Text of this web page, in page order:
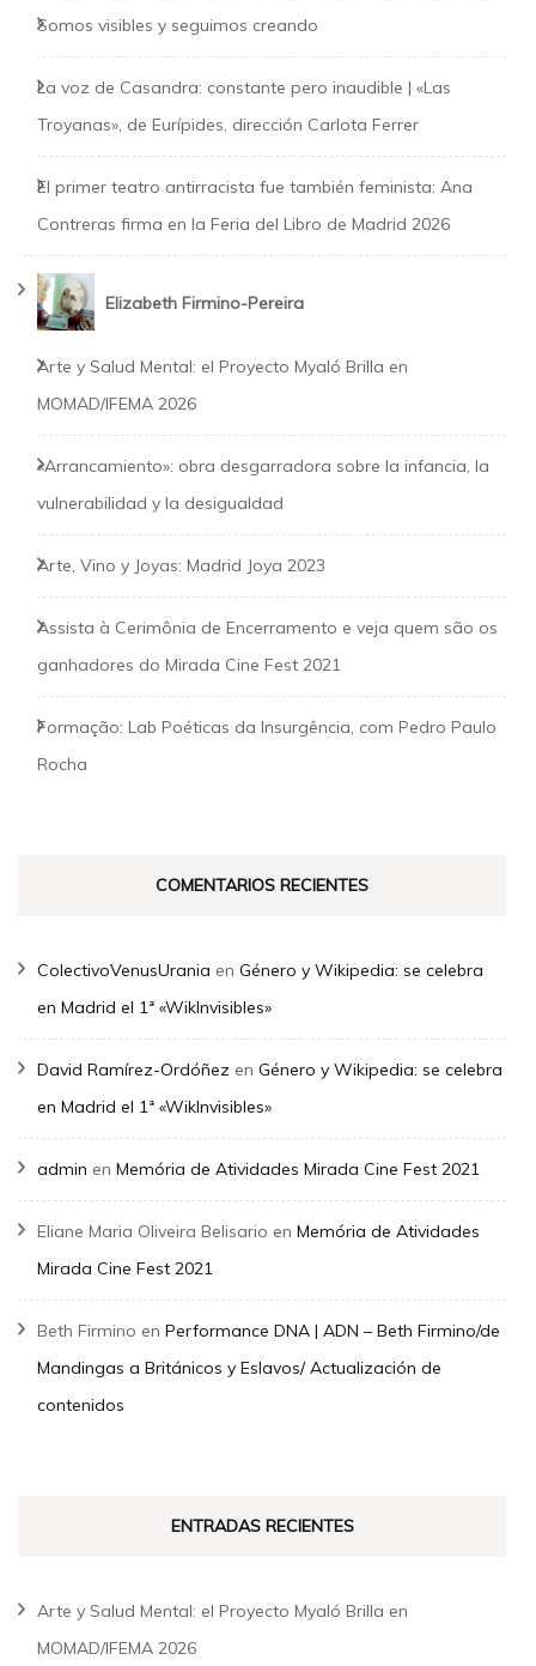
Somos visibles y seguimos creando
La voz de Casandra: constante pero inaudible | «Las
Troyanas», de Eurípides, dirección Carlota Ferrer
El primer teatro antirracista fue también feminista: Ana
Contreras firma en la Feria del Libro de Madrid 2026
Elizabeth Firmino-Pereira
Arte y Salud Mental: el Proyecto Myaló Brilla en
MOMAD/IFEMA 2026
«Arrancamiento»: obra desgarradora sobre la infancia, la
vulnerabilidad y la desigualdad
Arte, Vino y Joyas: Madrid Joya 2023
Assista à Cerimônia de Encerramento e veja quem são os
ganhadores do Mirada Cine Fest 2021
Formação: Lab Poéticas da Insurgência, com Pedro Paulo
Rocha
COMENTARIOS RECIENTES
ColectivoVenusUrania en Género y Wikipedia: se celebra
en Madrid el 1ª «WikInvisibles»
David Ramírez-Ordóñez en Género y Wikipedia: se celebra
en Madrid el 1ª «WikInvisibles»
admin en Memória de Atividades Mirada Cine Fest 2021
Eliane Maria Oliveira Belisario en Memória de Atividades
Mirada Cine Fest 2021
Beth Firmino en Performance DNA | ADN – Beth Firmino/de
Mandingas a Británicos y Eslavos/ Actualización de
contenidos
ENTRADAS RECIENTES
Arte y Salud Mental: el Proyecto Myaló Brilla en
MOMAD/IFEMA 2026